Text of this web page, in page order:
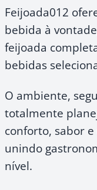
Feijoada012
bebida à
feijoada
bebidas
O ambiente,
totalmente
conforto, sabor
unindo
nível.